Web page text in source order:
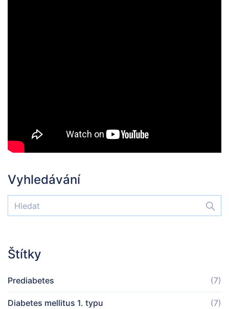
Vyhledávání
Štítky
Prediabetes (7)
Diabetes mellitus 1. typu (7)